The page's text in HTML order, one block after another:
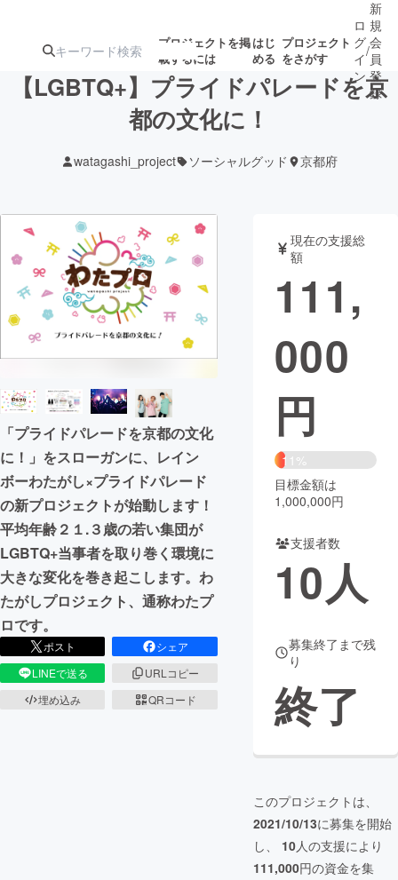
プロジェクトを掲
載するには
はじ
める
プロジェクト
をさがす
ターン
ジェクト
募集終了が近いプ
ロジェクト
もうすぐ公開
されます
アート・写真 音楽
テクノロジー・ガジェット ゲーム・サ
映像・映画
まちづくり・地域活性化
CAMPFIRE for Social Good
CAMPFIRE Creation
CAMPFIREふるさと納税 machi-ya コミュニティ
ロ
グ
イ
ン
/
新
規
会
員
登
録
【LGBTQ+】プライドパレードを京
都の文化に！
watagashi_project ソーシャルグッド 京都府
「プライドパレードを京都の文化
に！」をスローガンに、レイン
ボーわたがし×プライドパレード
の新プロジェクトが始動します！
平均年齢２１.３歳の若い集団が
LGBTQ+当事者を取り巻く環境に
大きな変化を巻き起こします。わ
たがしプロジェクト、通称わたプ
ロです。
ポスト
シェア
LINEで送る
URLコピー
埋め込み
QRコード
現在の支援総
額
111,
000
円
11%
目標金額は
1,000,000円
支援者数
10人
募集終了まで残
り
終了
このプロジェクトは、
2021/10/13に募集を開始
し、 10人の支援により
111,000円の資金を集